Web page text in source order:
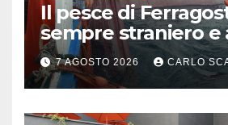
Il pesce di
sempre straniero e
in sofferenza
7 AGOSTO 2026 CARLO